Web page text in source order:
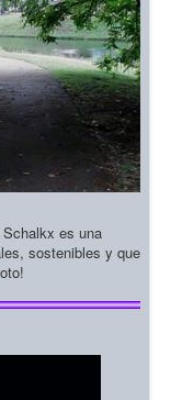
es una
sostenibles y que